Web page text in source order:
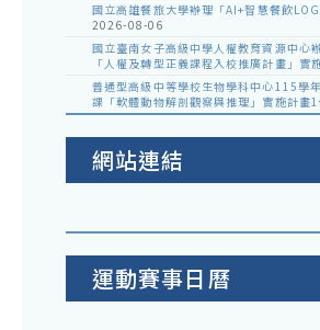
國立高雄餐旅大學辦理「AI+智慧餐飲
2026-08-06
國立臺南女子高級中學人權教育資源中心
「人權及轉型正義課程入校推廣計畫」實
普通型高級中等學校生物學科中心115學
課「軟體動物解剖觀察與推理」實施計畫
網站連結
運動賽事日曆